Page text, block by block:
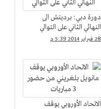
دورة دبي: برديتش الى
النهائي الثاني على التوالي
28 فبراير 2014 5:39 م
الاتحاد الأوروبي يوقف